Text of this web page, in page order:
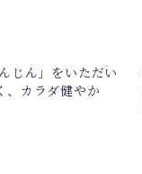
じん」をいただい
、カラダ健やか